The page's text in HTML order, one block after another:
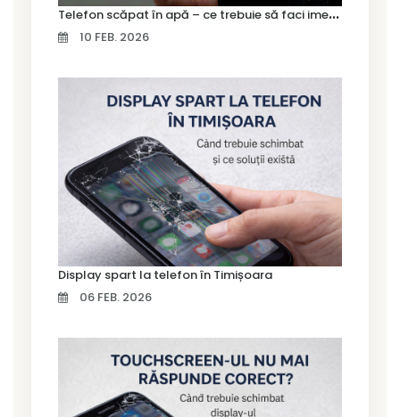
T
elefon scăpat în apă – ce trebuie să faci imediat și ce greșeli să eviți
10 FEB. 2026
Display spart la telefon în Timișoara
06 FEB. 2026